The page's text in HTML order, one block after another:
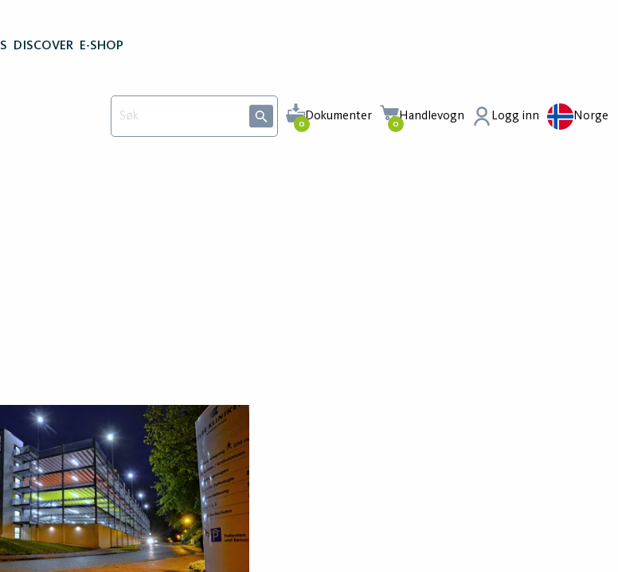
DISCOVER E-SHOP
0
Dokumenter
0
Handlevogn Logg inn Norge